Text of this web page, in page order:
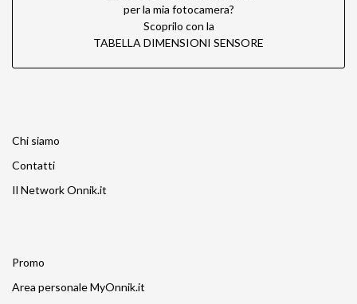
per la mia fotocamera?
Scoprilo con la
TABELLA DIMENSIONI SENSORE
Chi siamo
Contatti
Il Network Onnik.it
Promo
Area personale MyOnnik.it